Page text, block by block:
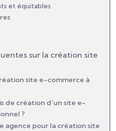
et équitables
sur la création site
site e-commerce à
de création d’un site e-
?
agence pour la création site